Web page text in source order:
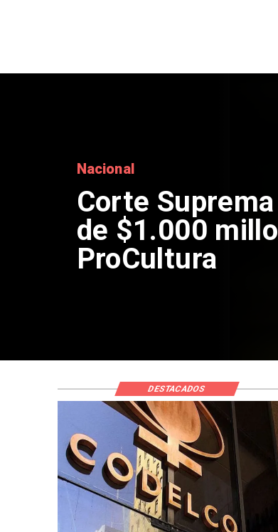
Nacional
Corte
de $1.000
ProCultura
DESTACADOS